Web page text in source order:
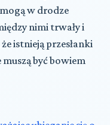
w drodze
nimi trwały i
istnieją przesłanki
być bowiem